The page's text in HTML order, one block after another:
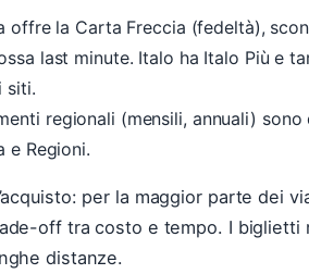
offre la Carta Freccia (fedeltà),
last minute. Italo ha Italo Più e
siti.
regionali (mensili, annuali)
e Regioni.
per la maggior parte dei
off tra costo e tempo. I biglietti
distanze.